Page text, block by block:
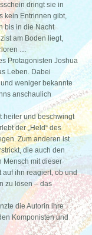
dringt sie in
kein Entrinnen gibt,
bis in die Nacht
am Boden liegt,
…
Protagonisten Joshua
Leben. Dabei
weniger bekannte
anschaulich
heiter und beschwingt
der „Held“ des
Zum anderen ist
die auch den
Mensch mit dieser
auf ihn reagiert, ob und
zu lösen – das
die Autorin ihre
Komponisten und